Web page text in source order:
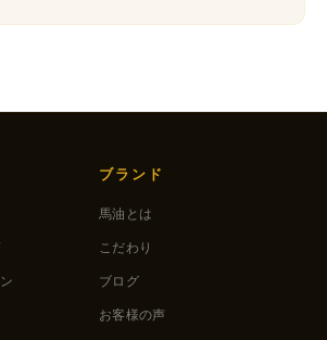
ブランド
馬油とは
こだわり
ブログ
お客様の声